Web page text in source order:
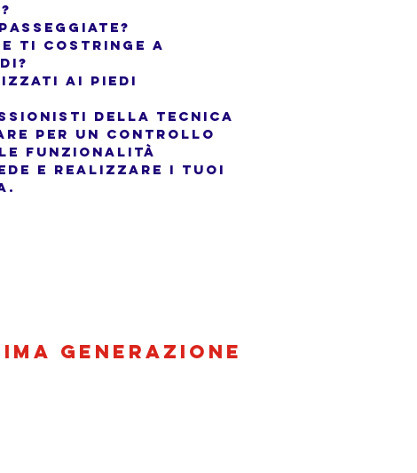
ti costringe a
ai piedi
della tecnica
per un controllo
funzionalità
e realizzare i tuoi
GENERAZIONE